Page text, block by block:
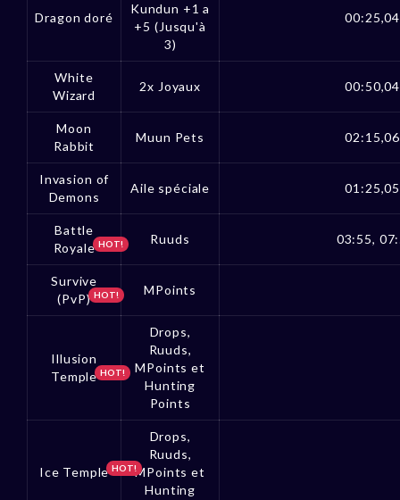
Dragon doré
Kundun +1 a
+5 (Jusqu'à
3)
White
Wizard
2x Joyaux
Moon
Rabbit
Muun Pets
Invasion of
Demons
Aile spéciale
Battle
Royale HOT! Ruuds 03:55,
Survive
(PvP) HOT! MPoints
Illusion
Temple HOT!
Drops,
Ruuds,
MPoints et
Hunting
Points
Ice Temple HOT!
Drops,
Ruuds,
MPoints et
Hunting